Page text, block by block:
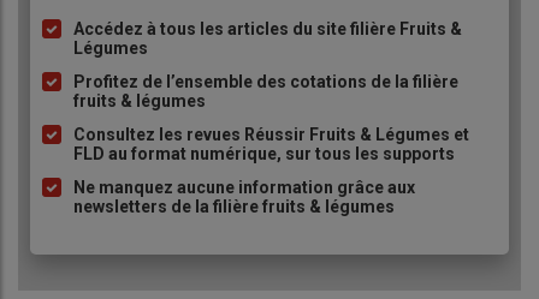
fortement augmenté. Leur marge a disparu »
nouveaux porteurs de projet doivent donc bien caler leur
prix de vente au départ car il est difficile de le faire
évoluer ensuite.
Produire des myrtilles en hors-
sol
Liste
puce
Accédez à tous les articles du site filière Fruits &
Légumes
Profitez de l’ensemble des cotations de la filière
fruits & légumes
Consultez les revues Réussir Fruits & Légumes et
FLD au format numérique, sur tous les supports
Ne manquez aucune information grâce aux
newsletters de la filière fruits & légumes